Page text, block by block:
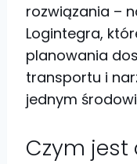
rozwiązania –
Logintegra,
planowania
transportu i
jednym
Czym